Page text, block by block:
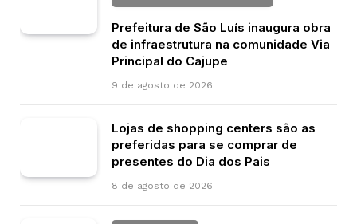
Prefeitura de São Luís inaugura obra
de infraestrutura na comunidade Via
Principal do Cajupe
9 de agosto de 2026
Lojas de shopping centers são as
preferidas para se comprar de
presentes do Dia dos Pais
8 de agosto de 2026